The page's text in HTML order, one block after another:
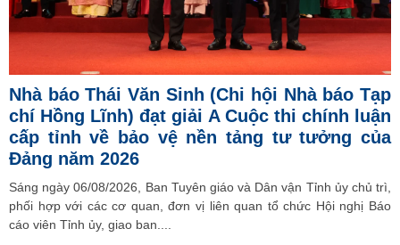
Nhà báo Thái Văn Sinh (Chi hội Nhà báo Tạp
chí Hồng Lĩnh) đạt giải A Cuộc thi chính luận
cấp tỉnh về bảo vệ nền tảng tư tưởng của
Đảng năm 2026
Sáng ngày 06/08/2026, Ban Tuyên giáo và Dân vận Tỉnh ủy chủ trì,
phối hợp với các cơ quan, đơn vị liên quan tổ chức Hội nghị Báo
cáo viên Tỉnh ủy, giao ban....